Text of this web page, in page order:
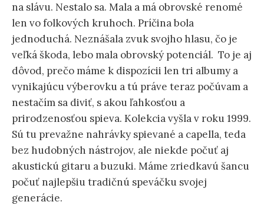
na slávu. Nestalo sa. Mala a má obrovské renomé
len vo folkových kruhoch. Príčina bola
jednoduchá. Neznášala zvuk svojho hlasu, čo je
veľká škoda, lebo mala obrovský potenciál. To je aj
dôvod, prečo máme k dispozícii len tri albumy a
vynikajúcu výberovku a tú práve teraz počúvam a
nestačím sa diviť, s akou ľahkosťou a
prirodzenosťou spieva. Kolekcia vyšla v roku 1999.
Sú tu prevažne nahrávky spievané a capella, teda
bez hudobných nástrojov, ale niekde počuť aj
akustickú gitaru a buzuki. Máme zriedkavú šancu
počuť najlepšiu tradičnú speváčku svojej
generácie.